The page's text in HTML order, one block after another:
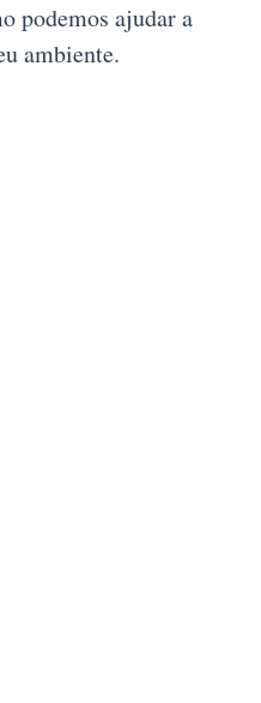
podemos ajudar a
ambiente.